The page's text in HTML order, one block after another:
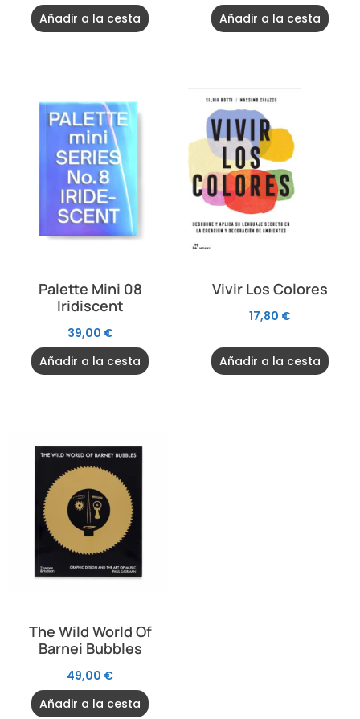
Añadir a la cesta
Añadir a la cesta
Palette Mini 08
Iridiscent
39,00 €
Añadir a la cesta
Vivir Los Colores
17,80 €
Añadir a la cesta
The Wild World Of
Barnei Bubbles
49,00 €
Añadir a la cesta